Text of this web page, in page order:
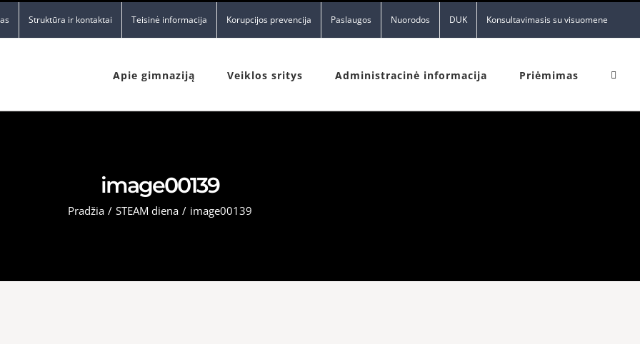
Struktūra ir kontaktai Teisinė informacija Korupcijos prevencija Paslaugos Nuorodos DUK Konsultavimasis su visuomene
Apie gimnaziją Veiklos sritys Administracinė informacija Priėmimas
image00139
Pradžia / STEAM diena / image00139